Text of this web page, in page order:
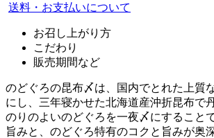
送料・お支払いについて
お召し上がり方
こだわり
販売期間など
のどぐろの昆布〆は、国内でとれた上質
にし、三年寝かせた北海道産沖折昆布で
のりのよいのどぐろを一夜〆にすること
旨みと、のどぐろ特有のコクと旨みが奥